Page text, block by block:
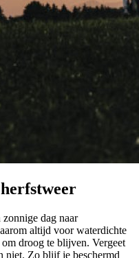
dag naar
altijd voor waterdichte
droog te blijven. Vergeet
niet. Zo blijf je beschermd